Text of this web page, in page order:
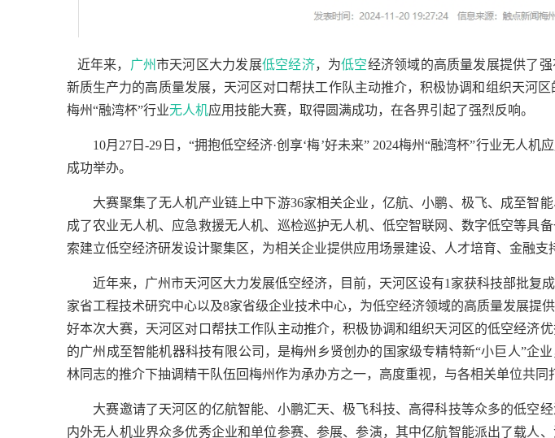
近年来， 广州市天河区大力发展低空经济，为低空经济领域的高质量发展提供了
新质生产力的高质量发展，天河区对口帮扶工作队主动推介，积极协调和组织天河
梅州“融湾杯”行业无人机应用技能大赛，取得圆满成功，在各界引起了强烈反响。
10月27日-29日，“拥抱低空经济·创享‘梅’好未来” 2024梅州“融湾杯”行业无人机
成功举办。
大赛聚集了无人机产业链上中下游36家相关企业，亿航、小鹏、极飞、成至智能
成了农业无人机、应急救援无人机、巡检巡护无人机、低空智联网、数字低空等具
索建立低空经济研发设计聚集区，为相关企业提供应用场景建设、人才培育、金融支
近年来，广州市天河区大力发展低空经济，目前，天河区设有1家获科技部批复
家省工程技术研究中心以及8家省级企业技术中心，为低空经济领域的高质量发展提
好本次大赛，天河区对口帮扶工作队主动推介，积极协调和组织天河区的低空经济
的广州成至智能机器科技有限公司，是梅州乡贤创办的国家级专精特新“小巨人”企
林同志的推介下抽调精干队伍回梅州作为承办方之一，高度重视，与各相关单位共同
大赛邀请了天河区的亿航智能、小鹏汇天、极飞科技、高得科技等众多的低空经
内外无人机业界众多优秀企业和单位参赛、参展、参演，其中亿航智能派出了载人